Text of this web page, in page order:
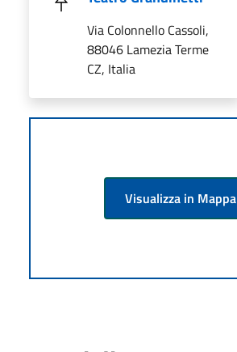
Via Colonnello Cassoli,
88046 Lamezia Terme
CZ, Italia
Visualizza in Mappa